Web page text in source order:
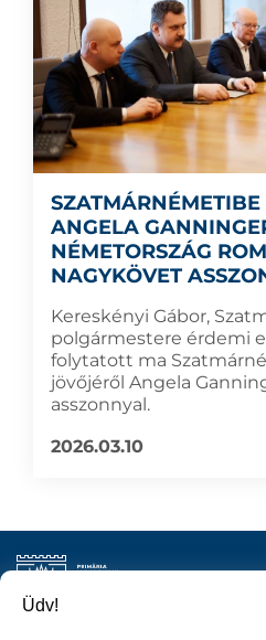
SZATMÁRNÉMETIBE
ANGELA
NÉMETORSZÁG
NAGYKÖVET
Kereskényi Gábor,
polgármestere érdemi
folytatott ma
jövőjéről Angela
asszonnyal.
2026.03.10
Üdv!